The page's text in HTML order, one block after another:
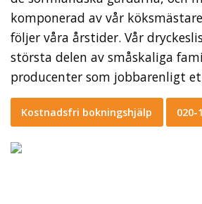
komponerad av vår
följer våra årstider. Vår
största delen av småskaliga
producenter som jobbarenligt
Kostnadsfri bokningshjälp 020-